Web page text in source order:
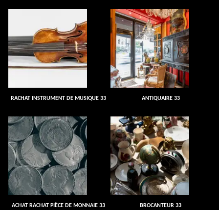
RACHAT INSTRUMENT DE MUSIQUE 33 ANTIQUAIRE 33
ACHAT RACHAT PIÈCE DE MONNAIE 33 BROCANTEUR 33